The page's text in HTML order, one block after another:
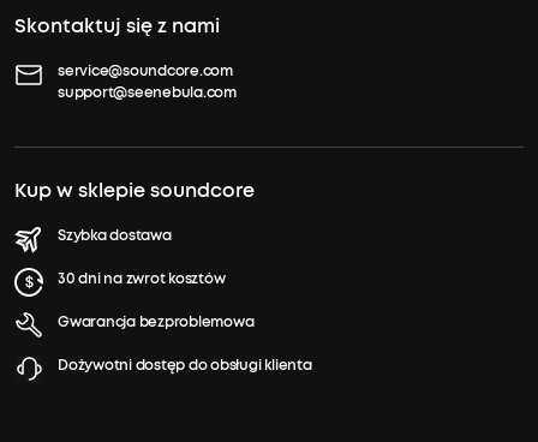
Skontaktuj się z nami
service@soundcore.com
support@seenebula.com
Kup w sklepie soundcore
Szybka dostawa
30 dni na zwrot kosztów
Gwarancja bezproblemowa
Dożywotni dostęp do obsługi klienta